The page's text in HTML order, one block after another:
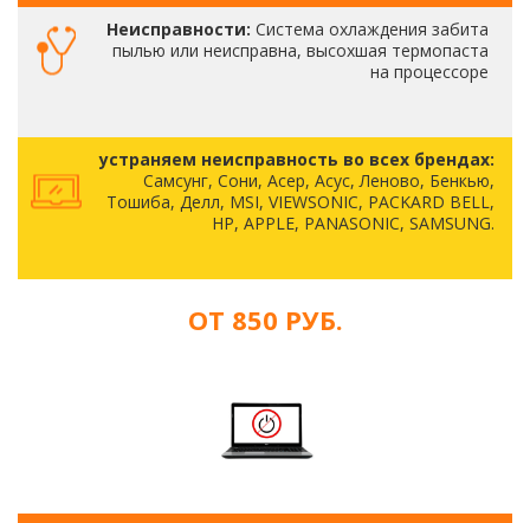
Неисправности: Система охлаждения забита
пылью или неисправна, высохшая термопаста
на процессоре
устраняем неисправность во всех брендах:
Самсунг, Сони, Асер, Асус, Леново, Бенкью,
Тошиба, Делл, MSI, VIEWSONIC, PACKARD BELL,
HP, APPLE, PANASONIC, SAMSUNG.
ОТ 850 РУБ.